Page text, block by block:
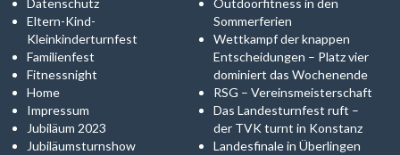
Datenschutz
Eltern-Kind-
Kleinkinderturnfest
Familienfest
Fitnessnight
Home
Impressum
Jubiläum 2023
Jubiläumsturnshow
Outdoorfitness in den
Sommerferien
Wettkampf der knappen
Entscheidungen – Platz vier
dominiert das Wochenende
RSG – Vereinsmeisterschaft
Das Landesturnfest ruft –
der TVK turnt in Konstanz
Landesfinale in Überlingen